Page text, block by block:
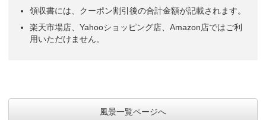
領収書には、クーポン割引後の合計金額が記載されます。
楽天市場店、Yahooショッピング店、Amazon店ではご利
用いただけません。
風景一覧ページへ